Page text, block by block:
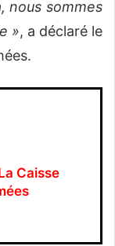
nous sommes
», a déclaré le
Caisse